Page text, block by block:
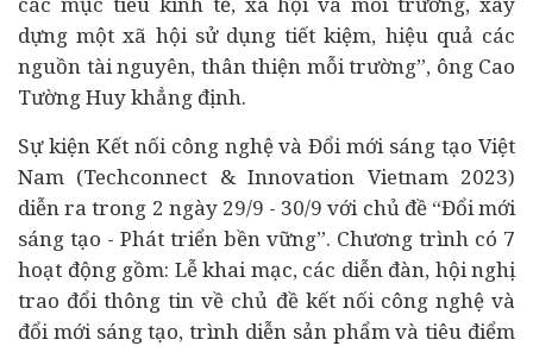
dựng một xã hội sử dụng tiết kiệm, hiệu quả các
nguồn tài nguyên, thân thiện mỗi trường”, ông Cao
Tường Huy khẳng định.
Sự kiện Kết nối công nghệ và Đổi mới sáng tạo Việt
Nam (Techconnect & Innovation Vietnam 2023)
diễn ra trong 2 ngày 29/9 - 30/9 với chủ đề “Đổi mới
sáng tạo - Phát triển bền vững”. Chương trình có 7
hoạt động gồm: Lễ khai mạc, các diễn đàn, hội nghị
trao đổi thông tin về chủ đề kết nối công nghệ và
đổi mới sáng tạo, trình diễn sản phẩm và tiêu điểm